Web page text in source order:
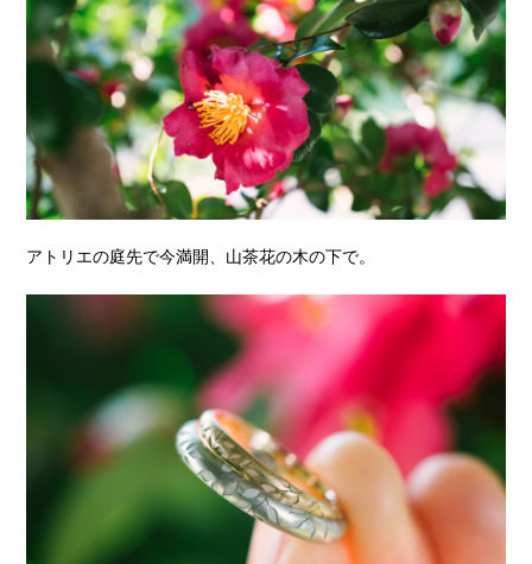
アトリエの庭先で今満開、山茶花の木の下で。